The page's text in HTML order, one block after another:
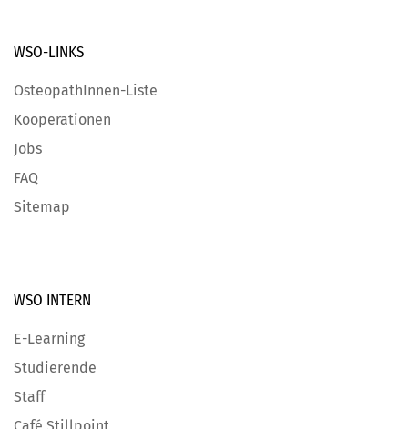
WSO-LINKS
OsteopathInnen-Liste
Kooperationen
Jobs
FAQ
Sitemap
WSO INTERN
E-Learning
Studierende
Staff